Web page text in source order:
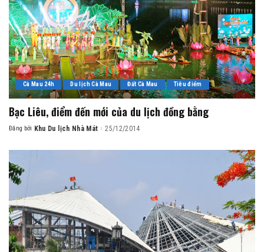
Cà Mau 24h Du lịch Cà Mau Đất Cà Mau Tiêu điểm
Bạc Liêu, điểm đến mới của du lịch đồng bằng
Posted
Đăng bởi Khu Du lịch Nhà Mát 25/12/2014